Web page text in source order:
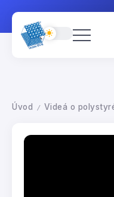
Úvod / Videá o